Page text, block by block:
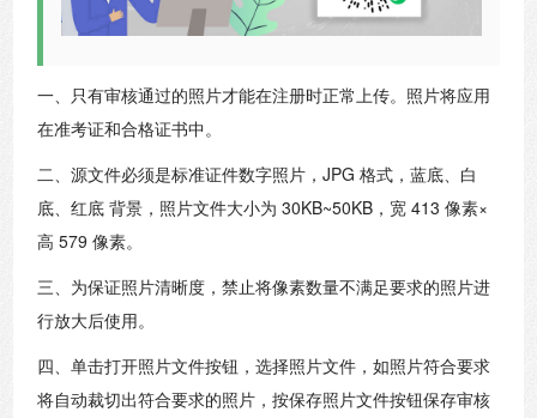
一、只有审核通过的照片才能在注册时正常上传。照片将应用
在准考证和合格证书中。
二、源文件必须是标准证件数字照片，JPG 格式，蓝底、白
底、红底 背景，照片文件大小为 30KB~50KB，宽 413 像素×
高 579 像素。
三、为保证照片清晰度，禁止将像素数量不满足要求的照片进
行放大后使用。
四、单击打开照片文件按钮，选择照片文件，如照片符合要求
将自动裁切出符合要求的照片，按保存照片文件按钮保存审核